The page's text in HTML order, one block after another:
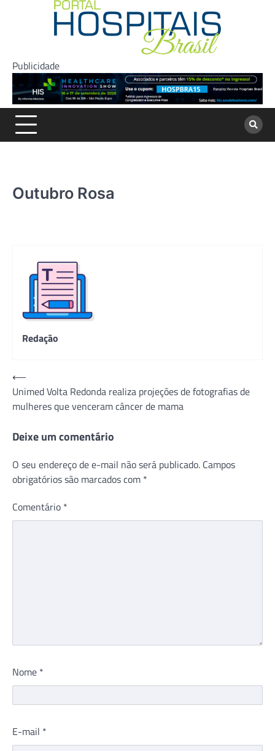
Publicidade
Outubro Rosa
Redação
Navegação
de
Post
⟵
Unimed Volta Redonda realiza projeções de fotografias de
mulheres que venceram câncer de mama
Deixe um comentário
O seu endereço de e-mail não será publicado. Campos
obrigatórios são marcados com *
Comentário *
Nome *
E-mail *